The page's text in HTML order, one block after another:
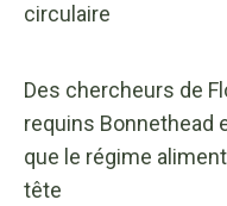
circulaire
Des chercheurs de
requins Bonnethead
que le régime
tête